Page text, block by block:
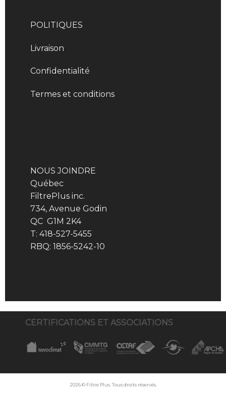
POLITIQUES
Livraison
Confidentialité
Termes et conditions
NOUS JOINDRE
Québec
FiltrePlus inc.
734, Avenue Godin
QC G1M 2K4
T: 418-527-5455
RBQ: 1856-5242-10
CERTIFICATIONS ET ASSOCIATIONS
2026 © Filtre Plus. Tous droits réservés.